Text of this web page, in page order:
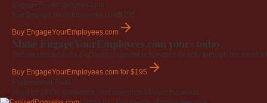
EngageYourEmployees.com
Buy EngageYourEmployees.com$195
Buy EngageYourEmployees.com
Make EngageYourEmployees.com yours today.
Secure checkout via GoDaddy. Transfer is handled directly through the world's
Buy EngageYourEmployees.com for $195
Professional Trust
Used by SEOs, marketers, and investors all over the world.